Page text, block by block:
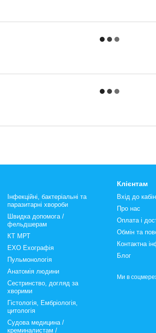
Інфекційні, бактеріальні та
паразитарні хвороби
Швидка допомога /
фельдшерам
КТ МРТ
ЕХО Ехографія
Пульмонологія
Анатомія людини
Сестринство, догляд за
хворими
Гістологія, Ембріологія,
цитологія
Судова медицина /
креминалистам /
Клієнтам
Вхід до
Про нас
Оплата і
Обмін та
Контактна
Блог
Ми в